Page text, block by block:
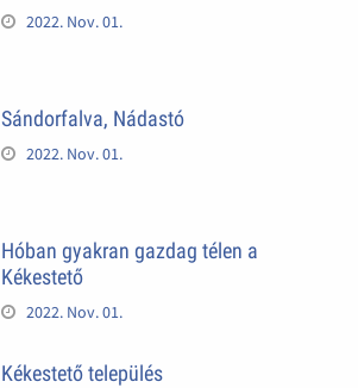
2022. Nov. 01.
Sándorfalva, Nádastó
2022. Nov. 01.
Hóban gyakran gazdag télen a
Kékestető
2022. Nov. 01.
Kékestető település